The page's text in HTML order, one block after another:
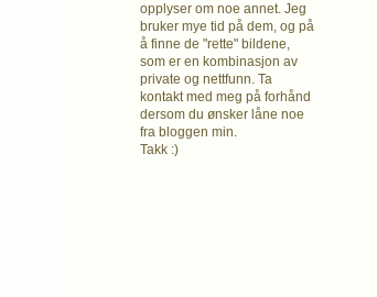
opplyser om noe annet. Jeg
bruker mye tid på dem, og på
å finne de "rette" bildene,
som er en kombinasjon av
private og nettfunn. Ta
kontakt med meg på forhånd
dersom du ønsker låne noe
fra bloggen min.
Takk :)